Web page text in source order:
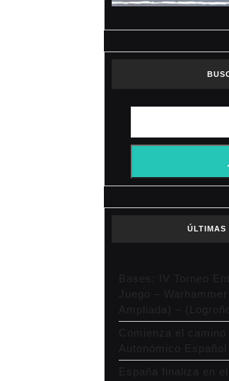
ÚLTIMAS
Bases: IV Torneo
Juego – Warhammer
Ampliada) –
Comienza el camino
Autonómico Español
España finaliza en